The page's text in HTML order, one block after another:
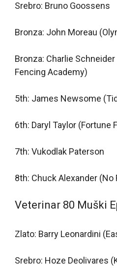
Srebro: Bruno Goossens
Bronza: John Moreau
Bronza: Charlie
Fencing Academy)
5th: James Newsome
6th: Daryl Taylor (Fortune
7th: Vukodlak Paterson
8th: Chuck Alexander (No
Veterinar 80 Muški
Zlato: Barry Leonardini
Srebro: Hoze Deolivares